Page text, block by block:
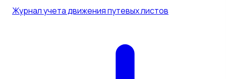
Журнал учета движения путевых листов